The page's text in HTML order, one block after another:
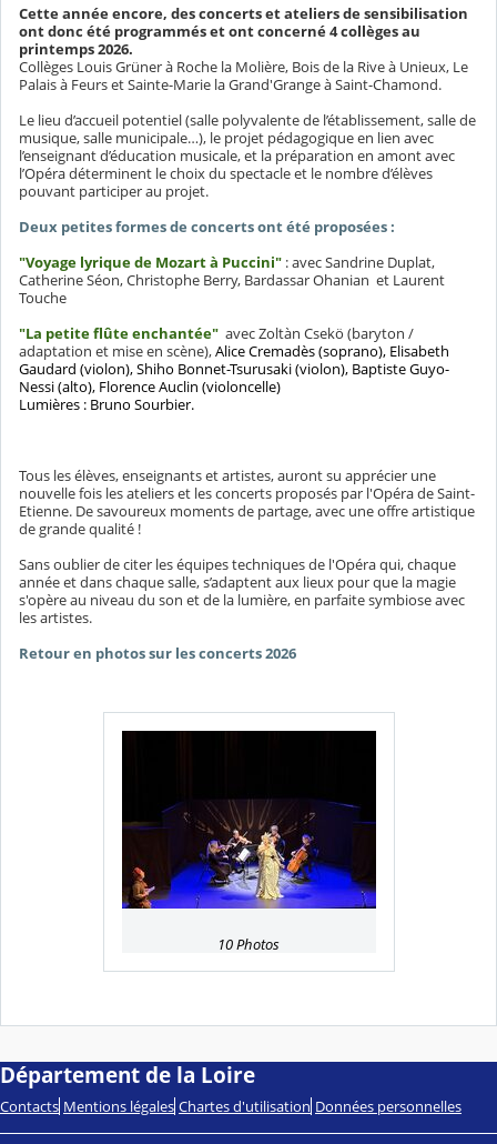
Cette année encore, des concerts et ateliers de sensibilisation
ont donc été programmés et ont concerné 4 collèges au
printemps 2026.
Collèges Louis Grüner à Roche la Molière, Bois de la Rive à Unieux, Le
Palais à Feurs et Sainte-Marie la Grand'Grange à Saint-Chamond.
Le lieu d’accueil potentiel (salle polyvalente de l’établissement, salle de
musique, salle municipale…), le projet pédagogique en lien avec
l’enseignant d’éducation musicale, et la préparation en amont avec
l’Opéra déterminent le choix du spectacle et le nombre d’élèves
pouvant participer au projet.
Deux petites formes de concerts ont été proposées :
"Voyage lyrique de Mozart à Puccini" : avec Sandrine Duplat,
Catherine Séon, Christophe Berry, Bardassar Ohanian et Laurent
Touche
"La petite flûte enchantée" avec Zoltàn Csekö (baryton /
adaptation et mise en scène),Alice Cremadès (soprano), Elisabeth
Gaudard (violon), Shiho Bonnet-Tsurusaki (violon), Baptiste Guyo-
Nessi (alto), Florence Auclin (violoncelle)
Lumières : Bruno Sourbier.
Tous les élèves, enseignants et artistes, auront su apprécier une
nouvelle fois les ateliers et les concerts proposés par l'Opéra de Saint-
Etienne. De savoureux moments de partage, avec une offre artistique
de grande qualité !
Sans oublier de citer les équipes techniques de l'Opéra qui, chaque
année et dans chaque salle, s’adaptent aux lieux pour que la magie
s'opère au niveau du son et de la lumière, en parfaite symbiose avec
les artistes.
Retour en photos sur les concerts 2026
10 Photos
Département de la Loire
Contacts Mentions légales Chartes d'utilisation Données personnelles